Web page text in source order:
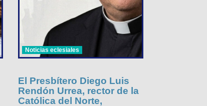
Noticias eclesiales
El Presbítero Diego Luis
Rendón Urrea, rector de la
Católica del Norte,